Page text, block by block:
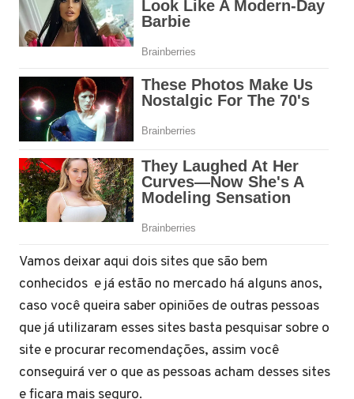
Vamos deixar aqui dois sites que são bem
conhecidos e já estão no mercado há alguns anos,
caso você queira saber opiniões de outras pessoas
que já utilizaram esses sites basta pesquisar sobre o
site e procurar recomendações, assim você
conseguirá ver o que as pessoas acham desses sites
e ficara mais seguro.